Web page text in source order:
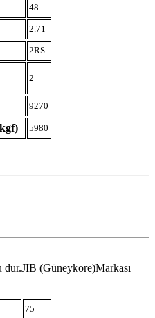
48
2.71
2RS
2
9270
5980
(Güneykore)Markası
75